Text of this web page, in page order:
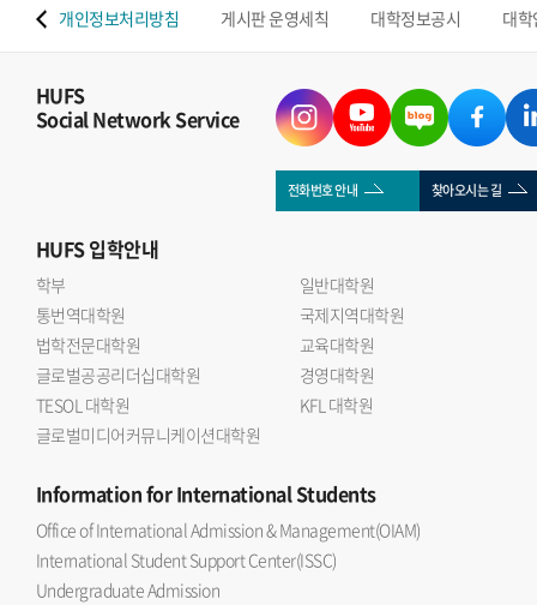
개인정보처리방침 게시판 운영세칙 대학정보공시 대
HUFS
Social Network Service
전화번호 안내 찾아오시는 길
HUFS입학안내
학부
일반대학원
통번역대학원
국제지역대학원
법학전문대학원
교육대학원
글로벌공공리더십대학원
경영대학원
TESOL 대학원
KFL 대학원
글로벌미디어커뮤니케이션대학원
Informationfor International Students
Office of International Admission & Management(OIAM)
International Student Support Center(ISSC)
Undergraduate Admission